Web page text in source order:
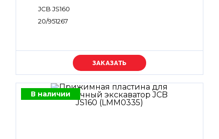
JCB JS160
20/951267
Уточняйте цену
В наличии